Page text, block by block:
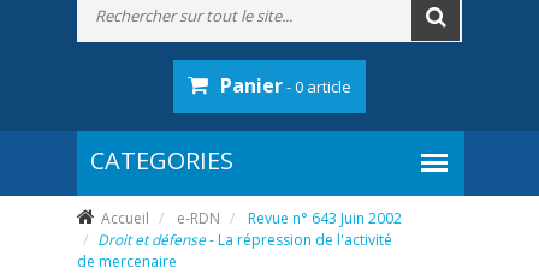
Panier- 0 article
Accueil e-RDN
Revue n° 643 Juin 2002
Droit et défense- La répression de l'activité
de mercenaire